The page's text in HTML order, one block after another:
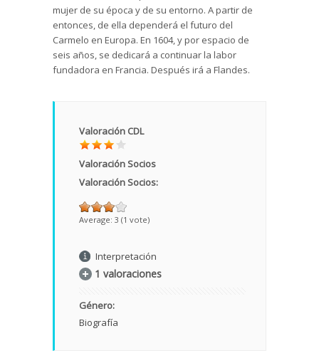
mujer de su época y de su entorno. A partir de
entonces, de ella dependerá el futuro del
Carmelo en Europa. En 1604, y por espacio de
seis años, se dedicará a continuar la labor
fundadora en Francia. Después irá a Flandes.
Valoración CDL
Valoración Socios
Valoración Socios:
Average: 3 (1 vote)
Interpretación
1 valoraciones
Género:
Biografía